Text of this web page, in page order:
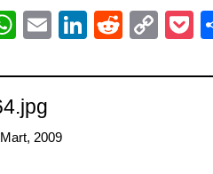
WhatsApp
EmailLinkedIn
Reddit
2009